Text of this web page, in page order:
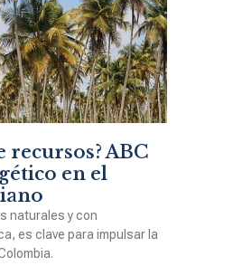
recursos? ABC
en el
naturales y con
es clave para impulsar la